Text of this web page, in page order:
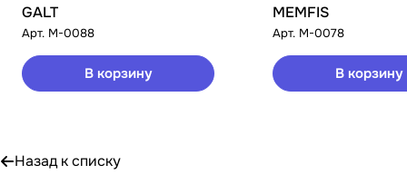
GALT
Арт. M-0088
В корзину
MEMFIS
Арт. M-0078
В корзину
Назад к списку